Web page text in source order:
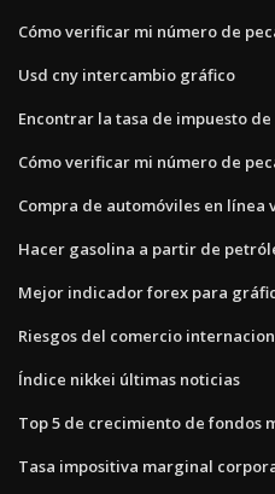
Cómo verificar mi número de
Usd cny intercambio gráfico
Encontrar la tasa de impuesto
Cómo verificar mi número de
Compra de automóviles en línea
Hacer gasolina a partir de
Mejor indicador forex para
Riesgos del comercio
Índice nikkei últimas noticias
Top 5 de crecimiento de fondos
Tasa impositiva marginal